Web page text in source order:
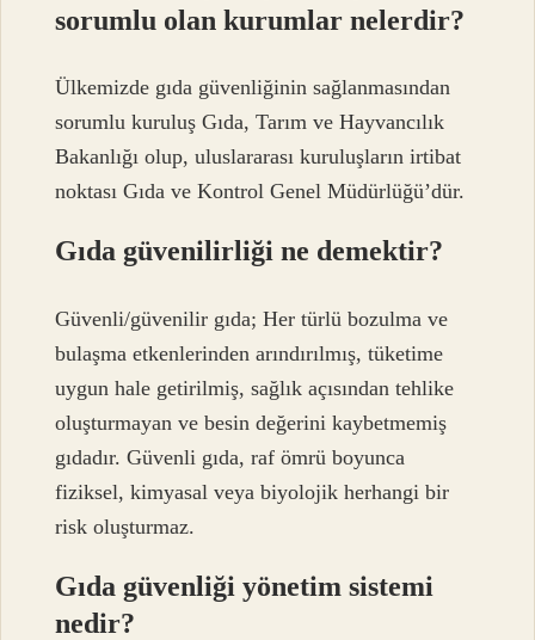
sorumlu olan kurumlar nelerdir?
Ülkemizde gıda güvenliğinin sağlanmasından
sorumlu kuruluş Gıda, Tarım ve Hayvancılık
Bakanlığı olup, uluslararası kuruluşların irtibat
noktası Gıda ve Kontrol Genel Müdürlüğü’dür.
Gıda güvenilirliği ne demektir?
Güvenli/güvenilir gıda; Her türlü bozulma ve
bulaşma etkenlerinden arındırılmış, tüketime
uygun hale getirilmiş, sağlık açısından tehlike
oluşturmayan ve besin değerini kaybetmemiş
gıdadır. Güvenli gıda, raf ömrü boyunca
fiziksel, kimyasal veya biyolojik herhangi bir
risk oluşturmaz.
Gıda güvenliği yönetim sistemi
nedir?